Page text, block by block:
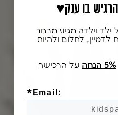
בו ענק
ילד וילדה מגיע מרחב
לחלום ולהיות
5% הנחה
על הרכישה
*Email: